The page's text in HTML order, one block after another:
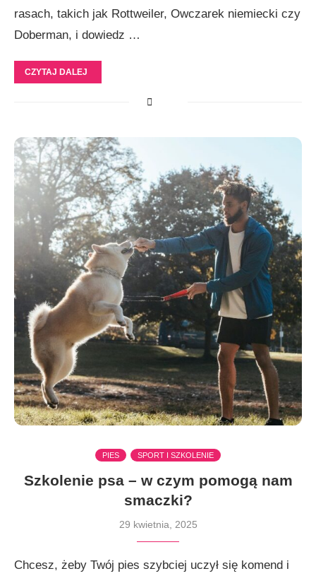
rasach, takich jak Rottweiler, Owczarek niemiecki czy
Doberman, i dowiedz …
CZYTAJ DALEJ
PIES SPORT I SZKOLENIE
Szkolenie psa – w czym pomogą nam
smaczki?
29 kwietnia, 2025
Chcesz, żeby Twój pies szybciej uczył się komend i